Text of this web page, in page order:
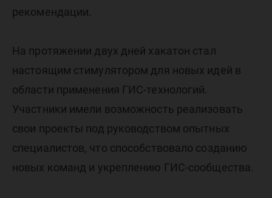
рекомендации.
На протяжении двух дней хакатон стал
настоящим стимулятором для новых идей в
области применения ГИС-технологий.
Участники имели возможность реализовать
свои проекты под руководством опытных
специалистов, что способствовало созданию
новых команд и укреплению ГИС-сообщества.